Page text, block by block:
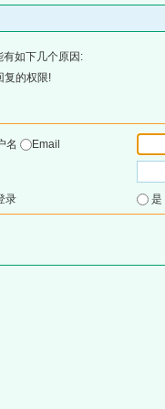
如下几个原因:
复的权限!
名
Email
录